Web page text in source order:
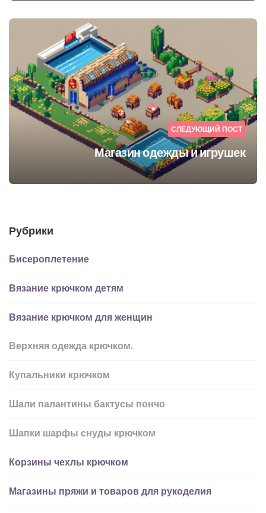
СЛЕДУЮЩИЙ ПОСТ
Магазин одежды и игрушек
Рубрики
Бисероплетение
Вязание крючком детям
Вязание крючком для женщин
Верхняя одежда крючком.
Купальники крючком
Шали палантины бактусы пончо
Шапки шарфы снуды крючком
Корзины чехлы крючком
Магазины пряжи и товаров для рукоделия